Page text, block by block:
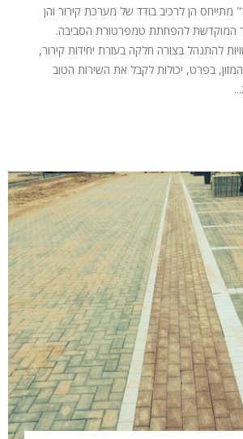
מתייחס הן לרכיב בודד של מערכת קירור והן
המוקדשת להפחתת טמפרטורת הסביבה.
להתנהל בצורה חלקה בעזרת יחידות קירור,
בפרט, יכולות לקבל את השירות הטוב